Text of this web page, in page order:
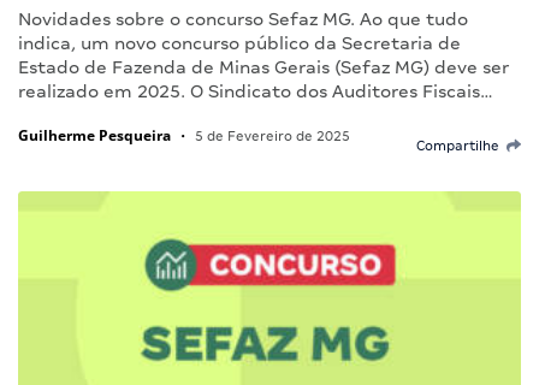
Novidades sobre o concurso Sefaz MG. Ao que tudo
indica, um novo concurso público da Secretaria de
Estado de Fazenda de Minas Gerais (Sefaz MG) deve ser
realizado em 2025. O Sindicato dos Auditores Fiscais…
Guilherme Pesqueira • 5 de Fevereiro de 2025
Compartilhe